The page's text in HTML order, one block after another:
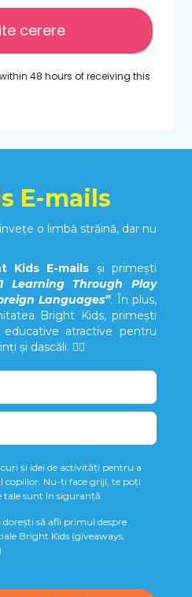
cerere
48 hours of receiving this
E-mails
o limbă străină, dar nu
Kids E-mails și primești
Learning Through Play
Languages”. În plus,
Bright Kids, primești
atractive pentru
și dascăli. 👍🏻
și idei de activități pentru a
copiilor. Nu-ți face griji, te poți
tale sunt în siguranță.
să afli primul despre
Bright Kids (giveaways,